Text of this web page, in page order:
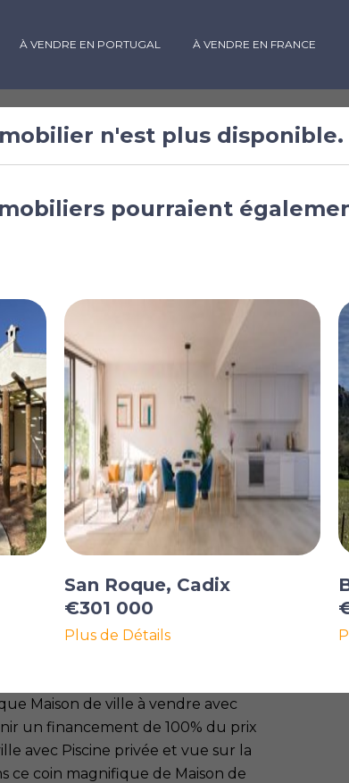
À VENDRE EN PORTUGAL À VENDRE EN FRANCE
à vendre à
Espagne
Maison de ville à vendre avec
un financement de 100% du prix
avec Piscine privée et vue sur la
ce coin magnifique de Maison de
n'est plus disponible.
pourraient
San Roque, Cadix
€301 000
Plus de Détails